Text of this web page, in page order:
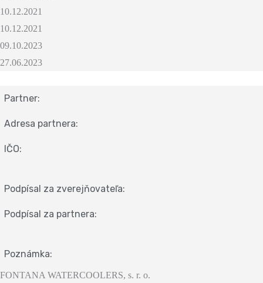
10.12.2021
10.12.2021
09.10.2023
27.06.2023
Partner:
Adresa partnera:
IČO:
Podpísal za zverejňovateľa:
Podpísal za partnera:
Poznámka:
FONTANA WATERCOOLERS, s. r. o.